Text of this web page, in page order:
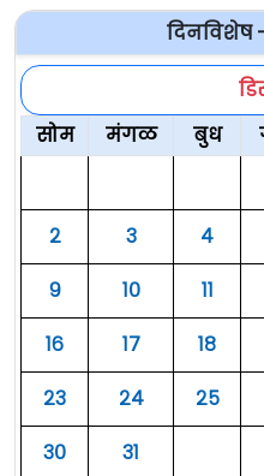
दिनविशेष
सोम
मंगळ बुध
२
३ ४
९
१० ११
१६
१७ १८
२३
२४ २५
३०
३१